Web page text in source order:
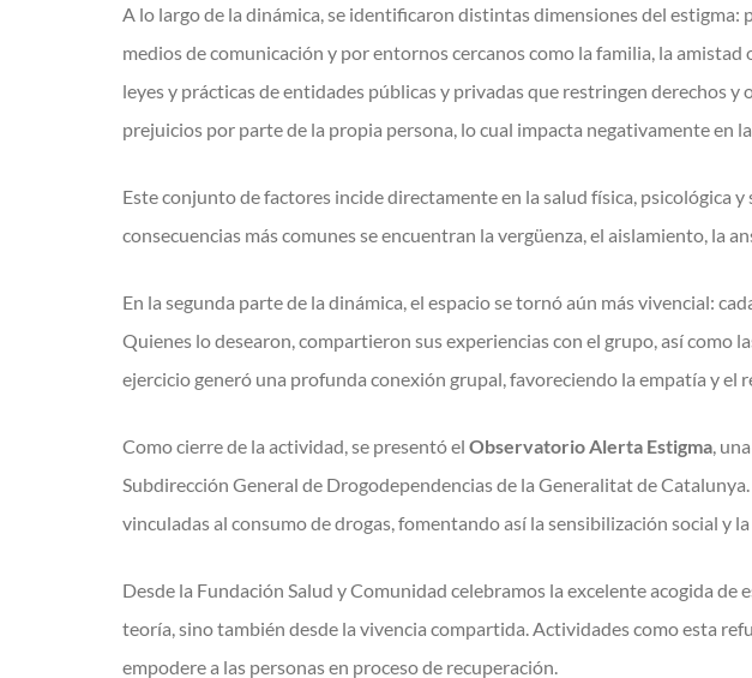
A lo largo de la dinámica, se identificaron distintas dimensiones del estigma:
medios de comunicación y por entornos cercanos como la familia, la
leyes y prácticas de entidades públicas y privadas que restringen derechos y
prejuicios por parte de la propia persona, lo cual impacta negativamente en
Este conjunto de factores incide directamente en la salud física, psicológica
consecuencias más comunes se encuentran la vergüenza, el aislamiento, la
En la segunda parte de la dinámica, el espacio se tornó aún más vivencial:
Quienes lo desearon, compartieron sus experiencias con el grupo, así como
ejercicio generó una profunda conexión grupal, favoreciendo la empatía y el
Como cierre de la actividad, se presentó el Observatorio Alerta Estigma,
Subdirección General de Drogodependencias de la Generalitat de
vinculadas al consumo de drogas, fomentando así la sensibilización social y
Desde la Fundación Salud y Comunidad celebramos la excelente acogida
teoría, sino también desde la vivencia compartida. Actividades como esta
empodere a las personas en proceso de recuperación.